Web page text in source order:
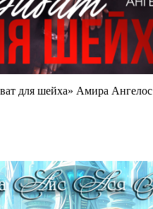
для шейха» Амира Ангелос